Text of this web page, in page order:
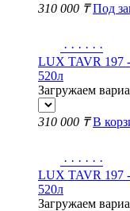
310 000 ₸ Под
· · · · · ·
LUX TAVR 197
520л
Загружаем
310 000 ₸ В
· · · · · ·
LUX TAVR 197
520л
Загружаем